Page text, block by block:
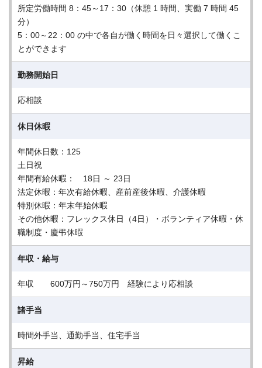
所定労働時間 8：45～17：30（休憩 1 時間、実働 7 時間 45
分）
5：00～22：00 の中で各自が働く時間を日々選択して働くこ
とができます
勤務開始日
応相談
休日休暇
年間休日数：125
土日祝
年間有給休暇： 18日 ～ 23日
法定休暇：年次有給休暇、産前産後休暇、介護休暇
特別休暇：年末年始休暇
その他休暇：フレックス休日（4日）・ボランティア休暇・休
職制度・慶弔休暇
年収・給与
年収 600万円～750万円 経験により応相談
諸手当
時間外手当、通勤手当、住宅手当
昇給